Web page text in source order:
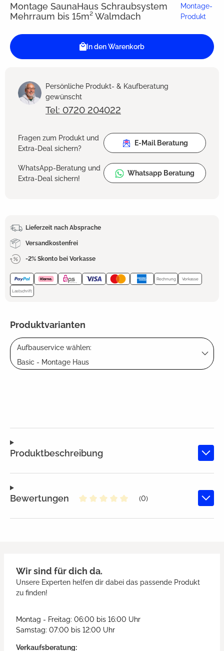
Montage SaunaHaus Schraubsystem
Mehrraum bis 15m² Walmdach
Montage-
Produkt
In den Warenkorb
Persönliche Produkt- & Kaufberatung
gewünscht
Tel: 0720 204022
Fragen zum Produkt und
Extra-Deal sichern?
E-Mail Beratung
WhatsApp-Beratung und
Extra-Deal sichern!
Whatsapp Beratung
Lieferzeit nach Absprache
Versandkostenfrei
-2% Skonto bei Vorkasse
Rechnung Vorkasse
Lastschrift
Produktvarianten
Aufbauservice wählen:
Basic - Montage Haus
Produktbeschreibung
Bewertungen
(0)
Wir sind für dich da.
Unsere Experten helfen dir dabei das passende Produkt
zu finden!
Montag - Freitag: 06:00 bis 16:00 Uhr
Samstag: 07:00 bis 12:00 Uhr
Verkaufsberatung: